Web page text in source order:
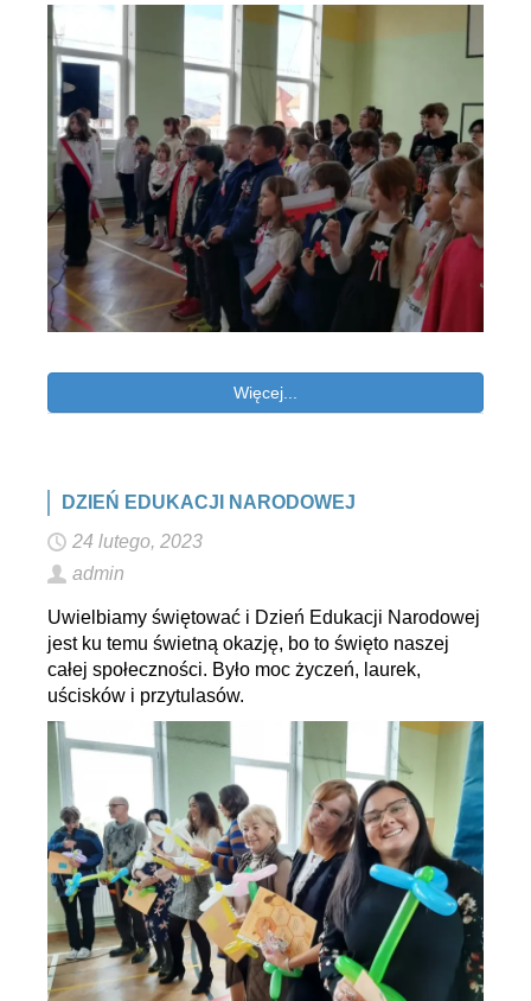
Więcej...
DZIEŃ EDUKACJI NARODOWEJ
24 lutego, 2023
admin
Uwielbiamy świętować i Dzień Edukacji Narodowej
jest ku temu świetną okazję, bo to święto naszej
całej społeczności. Było moc życzeń, laurek,
uścisków i przytulasów.